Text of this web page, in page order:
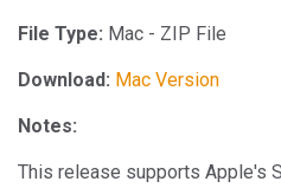
File Type: Mac - ZIP File
Download: Mac Version
Notes:
This release supports Apple's